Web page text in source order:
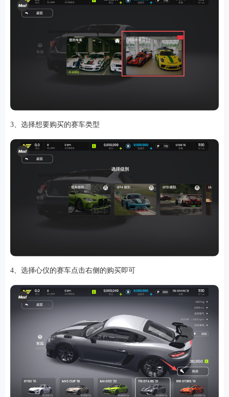
3、选择想要购买的赛车类型
4、选择心仪的赛车点击右侧的购买即可